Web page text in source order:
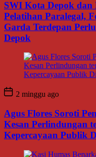
SWI Kota Depok
Pelatihan Paralegal,
Garda Terdepan
Depok
2 minggu ago
Agus Flores Soroti
Kesan Perlindungan
Kepercayaan Publik